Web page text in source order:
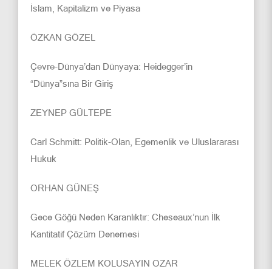
İslam, Kapitalizm ve Piyasa
ÖZKAN GÖZEL
Çevre-Dünya’dan Dünyaya: Heidegger’in
“Dünya”sına Bir Giriş
ZEYNEP GÜLTEPE
Carl Schmitt: Politik-Olan, Egemenlik ve Uluslararası
Hukuk
ORHAN GÜNEŞ
Gece Göğü Neden Karanlıktır: Cheseaux’nun İlk
Kantitatif Çözüm Denemesi
MELEK ÖZLEM KOLUSAYIN OZAR